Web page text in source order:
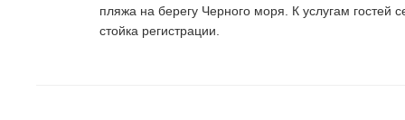
пляжа на берегу Черного моря. К услугам гостей
стойка регистрации.